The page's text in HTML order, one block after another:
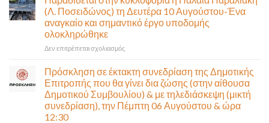
(Λ. Ποσειδώνος) τη Δευτέρα 10 Αυγούστου-Ένα
αναγκαίο και σημαντικό έργο υποδομής
ολοκληρώθηκε
Δεν επιτρέπεται σχολιασμόςστο
κυκλοφορία
η
Παλαιά
Παραλιακή
Πρόσκληση σε έκτακτη συνεδρίαση της Δημοτικής
Επιτροπής που θα γίνει δια ζώσης (στην αίθουσα
Δημοτικού Συμβουλίου) & με τηλεδιάσκεψη (μικτή
συνεδρίαση), την Πέμπτη 06 Αυγούστου & ώρα
12:30